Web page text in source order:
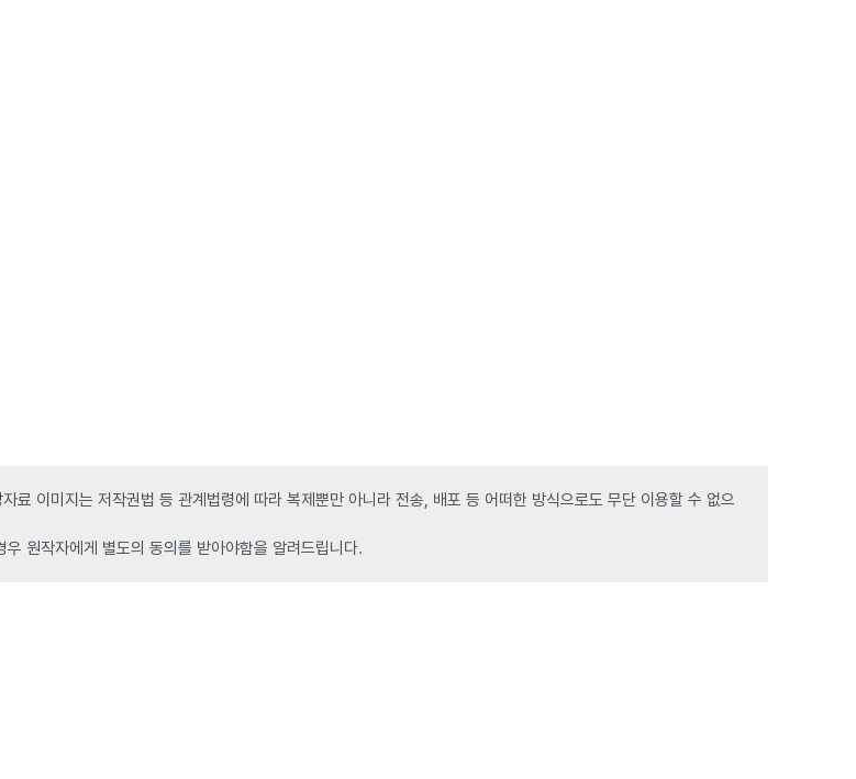
료 이미지는 저작권법 등 관계법령에 따라 복제뿐만 아니라 전송, 배포 등 어떠한 방식으로도 무단 이용할 수 없으
우 원작자에게 별도의 동의를 받아야함을 알려드립니다.